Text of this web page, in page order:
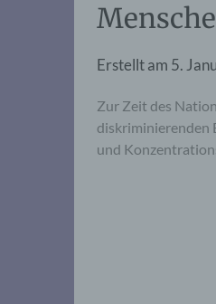
Erstellt am 5.
Zur Zeit des
diskriminierenden
und